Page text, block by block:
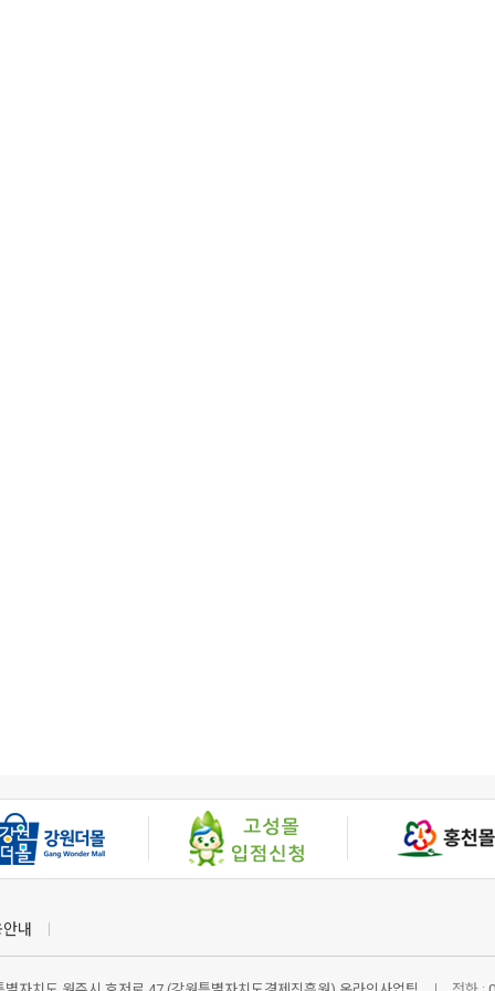
내